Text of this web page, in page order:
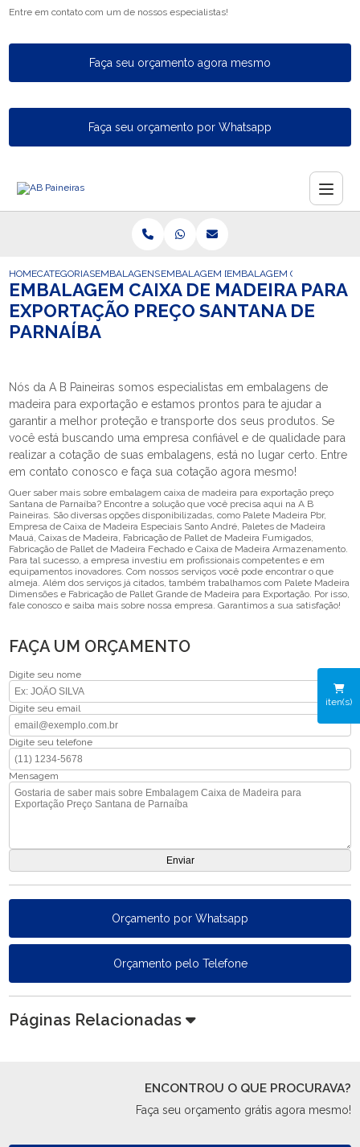
Entre em contato com um de nossos especialistas!
Faça seu orçamento agora mesmo
Faça seu orçamento por Whatsapp
iten(s)
HOMECATEGORIASEMBALAGENS PARA EXPORTACAO
EMBALAGEM DE MADEIRA PARA
EMBALAGEM CAIXA DE
EMBALAGEM CAIXA DE MADEIRA PARA
EXPORTAÇÃO PREÇO SANTANA DE
PARNAÍBA
Nós da A B Paineiras somos especialistas em embalagens de
madeira para exportação e estamos prontos para te ajudar a
garantir a melhor proteção e transporte dos seus produtos. Se
você está buscando uma empresa confiável e de qualidade para
realizar a cotação de suas embalagens, está no lugar certo. Entre
em contato conosco e faça sua cotação agora mesmo!
Quer saber mais sobre embalagem caixa de madeira para exportação preço
Santana de Parnaíba? Encontre a solução que você precisa aqui na A B
Paineiras. São diversas opções disponibilizadas, como Palete Madeira Pbr,
Empresa de Caixa de Madeira Especiais Santo André, Paletes de Madeira
Mauá, Caixas de Madeira, Fabricação de Pallet de Madeira Fumigados,
Fabricação de Pallet de Madeira Fechado e Caixa de Madeira Armazenamento.
Para tal sucesso, a empresa investiu em profissionais competentes e em
equipamentos inovadores. Com nossos serviços você pode encontrar o que
almeja. Além dos serviços já citados, também trabalhamos com Palete Madeira
Dimensões e Fabricação de Pallet Grande de Madeira para Exportação. Por isso,
fale conosco e saiba mais sobre nossa empresa. Garantimos a sua satisfação!
FAÇA UM ORÇAMENTO
Digite seu nome
Digite seu email
Digite seu telefone
Mensagem
Orçamento por Whatsapp
Orçamento pelo Telefone
Páginas Relacionadas
ENCONTROU O QUE PROCURAVA?
Faça seu orçamento grátis agora mesmo!